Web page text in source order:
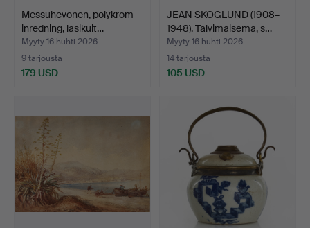
Messuhevonen, polykrom
inredning, lasikuit…
Myyty 16 huhti 2026
9 tarjousta
179 USD
JEAN SKOGLUND (1908–
1948). Talvimaisema, s…
Myyty 16 huhti 2026
14 tarjousta
105 USD